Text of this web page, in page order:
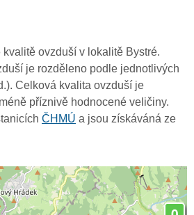
ovzduší v lokalitě Bystré.
je rozděleno podle jednotlivých
Celková kvalita ovzduší je
příznivě hodnocené veličiny.
ČHMÚ a jsou získáváná ze